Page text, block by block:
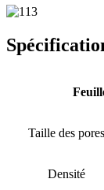
Taille des pores
Densité